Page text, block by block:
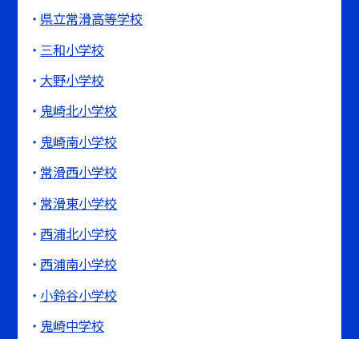
県立常滑高等学校
三和小学校
大野小学校
鬼崎北小学校
鬼崎南小学校
常滑西小学校
常滑東小学校
西浦北小学校
西浦南小学校
小鈴谷小学校
鬼崎中学校